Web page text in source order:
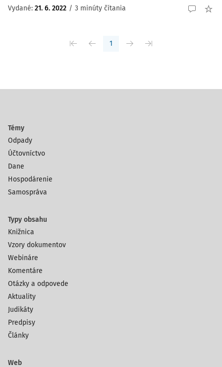
Vydané: 21. 6. 2022 / 3 minúty čítania
1
Témy
Odpady
Účtovníctvo
Dane
Hospodárenie
Samospráva
Typy obsahu
Knižnica
Vzory dokumentov
Webináre
Komentáre
Otázky a odpovede
Aktuality
Judikáty
Predpisy
Články
Web